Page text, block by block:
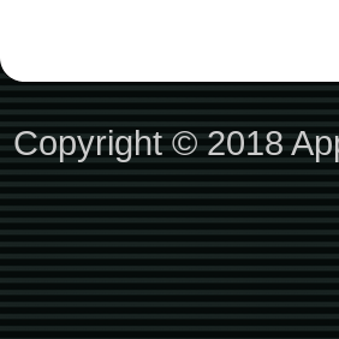
Copyright © 2018